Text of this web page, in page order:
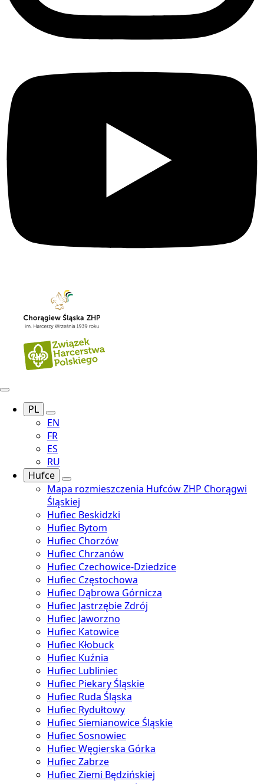
PL
EN
FR
ES
RU
Hufce
Mapa rozmieszczenia Hufców ZHP Chorągwi
Śląskiej
Hufiec Beskidzki
Hufiec Bytom
Hufiec Chorzów
Hufiec Chrzanów
Hufiec Czechowice-Dziedzice
Hufiec Częstochowa
Hufiec Dąbrowa Górnicza
Hufiec Jastrzębie Zdrój
Hufiec Jaworzno
Hufiec Katowice
Hufiec Kłobuck
Hufiec Kuźnia
Hufiec Lubliniec
Hufiec Piekary Śląskie
Hufiec Ruda Śląska
Hufiec Rydułtowy
Hufiec Siemianowice Śląskie
Hufiec Sosnowiec
Hufiec Węgierska Górka
Hufiec Zabrze
Hufiec Ziemi Będzińskiej